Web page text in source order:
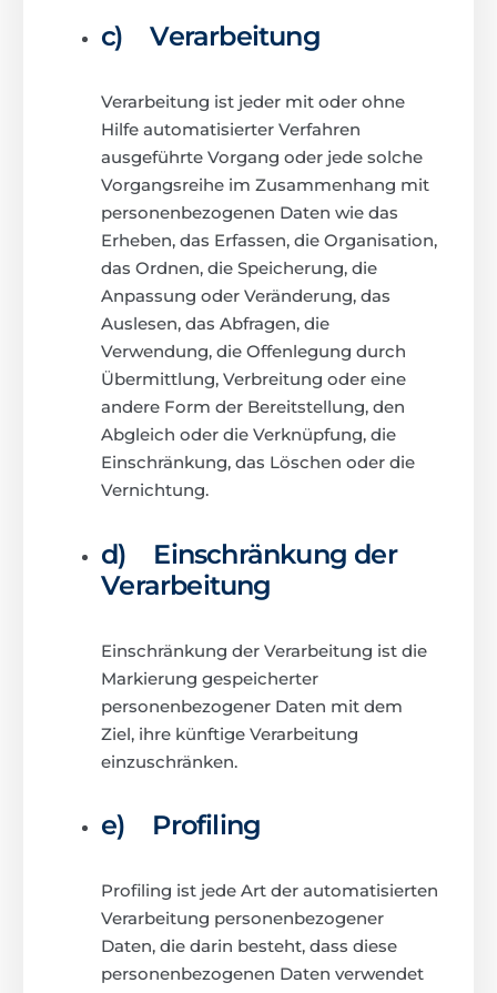
c) Verarbeitung
Verarbeitung ist jeder mit oder ohne
Hilfe automatisierter Verfahren
ausgeführte Vorgang oder jede solche
Vorgangsreihe im Zusammenhang mit
personenbezogenen Daten wie das
Erheben, das Erfassen, die Organisation,
das Ordnen, die Speicherung, die
Anpassung oder Veränderung, das
Auslesen, das Abfragen, die
Verwendung, die Offenlegung durch
Übermittlung, Verbreitung oder eine
andere Form der Bereitstellung, den
Abgleich oder die Verknüpfung, die
Einschränkung, das Löschen oder die
Vernichtung.
d) Einschränkung der
Verarbeitung
Einschränkung der Verarbeitung ist die
Markierung gespeicherter
personenbezogener Daten mit dem
Ziel, ihre künftige Verarbeitung
einzuschränken.
e) Profiling
Profiling ist jede Art der automatisierten
Verarbeitung personenbezogener
Daten, die darin besteht, dass diese
personenbezogenen Daten verwendet